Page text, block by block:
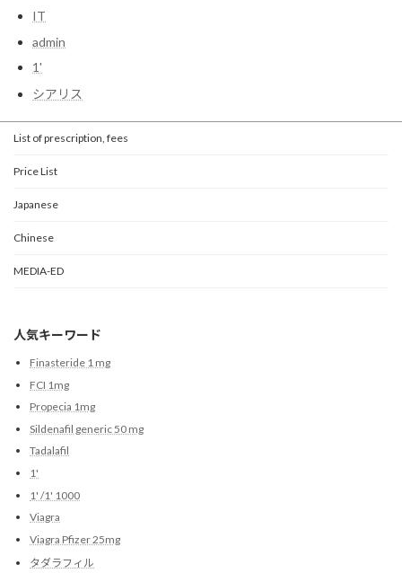
IT
admin
1'
シアリス
List of prescription, fees
Price List
Japanese
Chinese
MEDIA-ED
人気キーワード
Finasteride 1 mg
FCI 1mg
Propecia 1mg
Sildenafil generic 50 mg
Tadalafil
1'
1' /1' 1000
Viagra
Viagra Pfizer 25mg
タダラフィル